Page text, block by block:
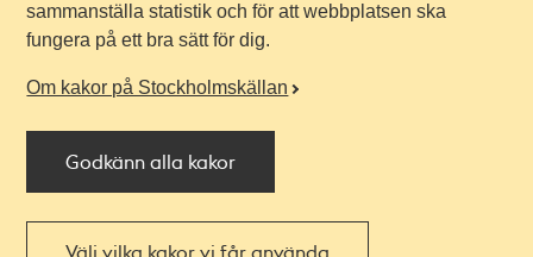
sammanställa statistik och för att webbplatsen ska
fungera på ett bra sätt för dig.
Om kakor på Stockholmskällan
Godkänn alla kakor
Välj vilka kakor vi får använda